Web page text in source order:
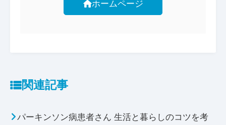
ホームページ
関連記事
パーキンソン病患者さん 生活と暮らしのコツを考